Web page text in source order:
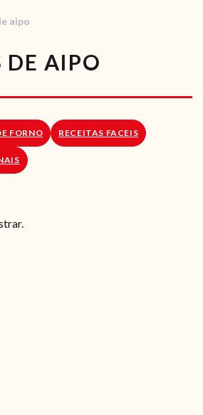
VÍDEOS
RECEITAS VEGGIE
SOBRE NÓS
LOJA ONLINE
aipo
DE AIPO
FORNO RECEITAS FACEIS